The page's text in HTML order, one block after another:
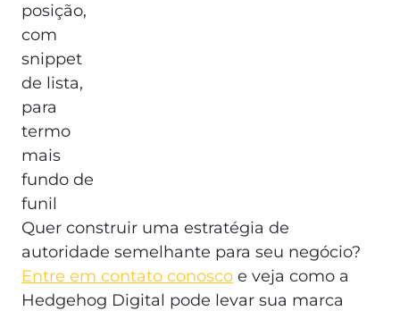
posição,
com
snippet
de lista,
para
termo
mais
fundo de
funil
Quer construir uma estratégia de
autoridade semelhante para seu negócio?
Entre em contato conosco e veja como a
Hedgehog Digital pode levar sua marca